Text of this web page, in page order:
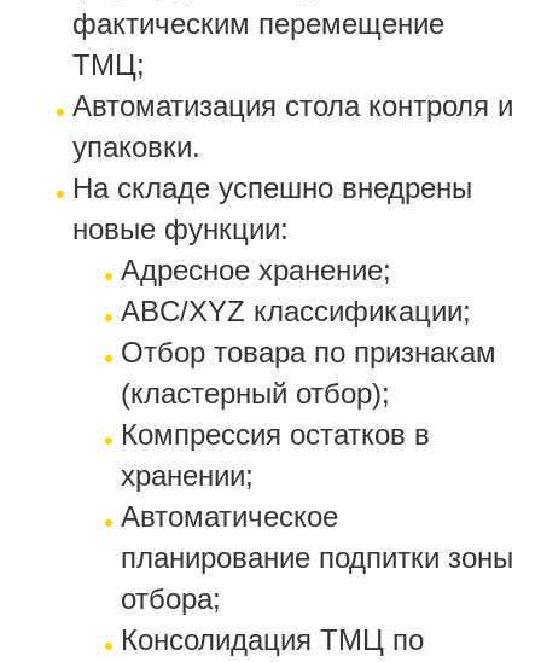
фактическим перемещение
ТМЦ;
Автоматизация стола контроля и
упаковки.
На складе успешно внедрены
новые функции:
Адресное хранение;
ABC/XYZ классификации;
Отбор товара по признакам
(кластерный отбор);
Компрессия остатков в
хранении;
Автоматическое
планирование подпитки зоны
отбора;
Консолидация ТМЦ по